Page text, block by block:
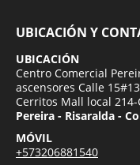
UBICACIÓN Y
UBICACIÓN
Centro Comercial
ascensores Calle
Cerritos Mall local 214-
Pereira - Risaralda -
MÓVIL
+573206881540